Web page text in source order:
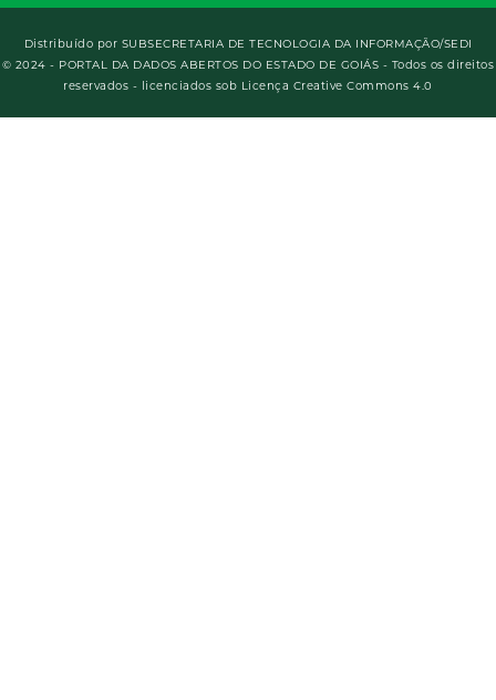
Distribuído por SUBSECRETARIA DE TECNOLOGIA DA INFORMAÇÃO/SEDI
© 2024 - PORTAL DA DADOS ABERTOS DO ESTADO DE GOIÁS - Todos os direitos
reservados - licenciados sob Licença Creative Commons 4.0